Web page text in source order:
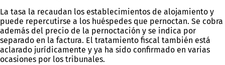
La tasa la recaudan los establecimientos de alojamiento y
puede repercutirse a los huéspedes que pernoctan. Se cobra
además del precio de la pernoctación y se indica por
separado en la factura. El tratamiento fiscal también está
aclarado jurídicamente y ya ha sido confirmado en varias
ocasiones por los tribunales.